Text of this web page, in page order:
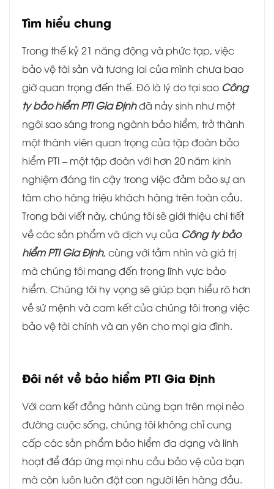
Tìm hiểu chung
Trong thế kỷ 21 năng động và phức tạp, việc
bảo vệ tài sản và tương lai của mình chưa bao
giờ quan trọng đến thế. Đó là lý do tại sao Công
ty bảo hiểm PTI Gia Địnhđã nảy sinh như một
ngôi sao sáng trong ngành bảo hiểm, trở thành
một thành viên quan trọng của tập đoàn bảo
hiểm PTI – một tập đoàn với hơn 20 năm kinh
nghiệm đáng tin cậy trong việc đảm bảo sự an
tâm cho hàng triệu khách hàng trên toàn cầu.
Trong bài viết này, chúng tôi sẽ giới thiệu chi tiết
về các sản phẩm và dịch vụ của Công ty bảo
hiểm PTI Gia Định, cùng với tầm nhìn và giá trị
mà chúng tôi mang đến trong lĩnh vực bảo
hiểm. Chúng tôi hy vọng sẽ giúp bạn hiểu rõ hơn
về sứ mệnh và cam kết của chúng tôi trong việc
bảo vệ tài chính và an yên cho mọi gia đình.
Đôi nét về bảo hiểm PTI Gia Định
Với cam kết đồng hành cùng bạn trên mọi nẻo
đường cuộc sống, chúng tôi không chỉ cung
cấp các sản phẩm bảo hiểm đa dạng và linh
hoạt để đáp ứng mọi nhu cầu bảo vệ của bạn
mà còn luôn luôn đặt con người lên hàng đầu.